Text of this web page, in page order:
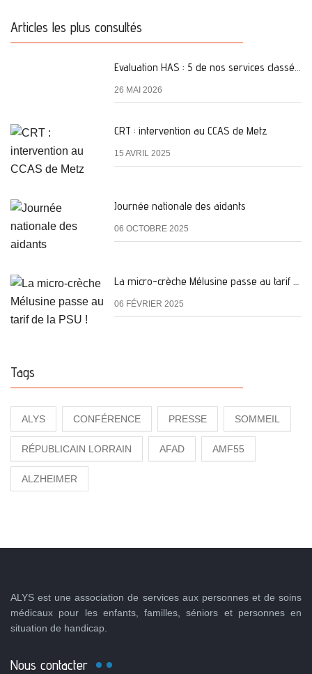
Articles les plus consultés
26 MAI 2026
CRT : intervention au CCAS de Metz
15 AVRIL 2025
Journée nationale des aidants
06 OCTOBRE 2025
06 FÉVRIER 2025
Tags
ALYS CONFÉRENCE PRESSE SOMMEIL
RÉPUBLICAIN LORRAIN AFAD AMF55
ALZHEIMER
ALYS est une association de services aux personnes et de soins
médicaux pour les enfants, familles, séniors et personnes en
situation de handicap.
Nous contacter